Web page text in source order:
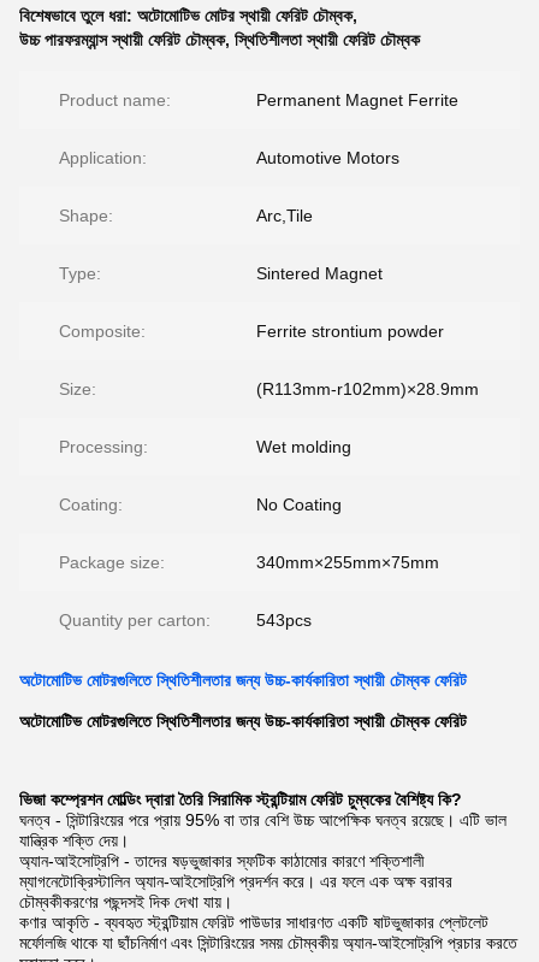
বিশেষভাবে তুলে ধরা: অটোমোটিভ মোটর স্থায়ী ফেরিট চৌম্বক,
উচ্চ পারফরম্যান্স স্থায়ী ফেরিট চৌম্বক, স্থিতিশীলতা স্থায়ী ফেরিট চৌম্বক
Product name: Permanent Magnet Ferrite
Application: Automotive Motors
Shape: Arc,Tile
Type: Sintered Magnet
Composite: Ferrite strontium powder
Size: (R113mm-r102mm)×28.9mm
Processing: Wet molding
Coating: No Coating
Package size: 340mm×255mm×75mm
Quantity per carton: 543pcs
অটোমোটিভ মোটরগুলিতে স্থিতিশীলতার জন্য উচ্চ-কার্যকারিতা স্থায়ী চৌম্বক ফেরিট
অটোমোটিভ মোটরগুলিতে স্থিতিশীলতার জন্য উচ্চ-কার্যকারিতা স্থায়ী চৌম্বক ফেরিট
ভিজা কম্প্রেশন মোল্ডিং দ্বারা তৈরি সিরামিক স্ট্রন্টিয়াম ফেরিট চুম্বকের বৈশিষ্ট্য কি?
ঘনত্ব - সিন্টারিংয়ের পরে প্রায় 95% বা তার বেশি উচ্চ আপেক্ষিক ঘনত্ব রয়েছে। এটি ভাল
যান্ত্রিক শক্তি দেয়।
অ্যান-আইসোট্রপি - তাদের ষড়ভুজাকার স্ফটিক কাঠামোর কারণে শক্তিশালী
ম্যাগনেটোক্রিস্টালিন অ্যান-আইসোট্রপি প্রদর্শন করে। এর ফলে এক অক্ষ বরাবর
চৌম্বকীকরণের পছন্দসই দিক দেখা যায়।
কণার আকৃতি - ব্যবহৃত স্ট্রন্টিয়াম ফেরিট পাউডার সাধারণত একটি ষাটভুজাকার প্লেটলেট
মর্ফোলজি থাকে যা ছাঁচনির্মাণ এবং সিন্টারিংয়ের সময় চৌম্বকীয় অ্যান-আইসোট্রপি প্রচার করতে